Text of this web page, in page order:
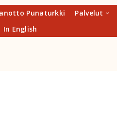
Punaturkki Palvelut
In English